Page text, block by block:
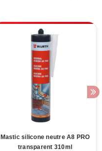
Mastic silicone neutre A8 PRO
transparent 310ml